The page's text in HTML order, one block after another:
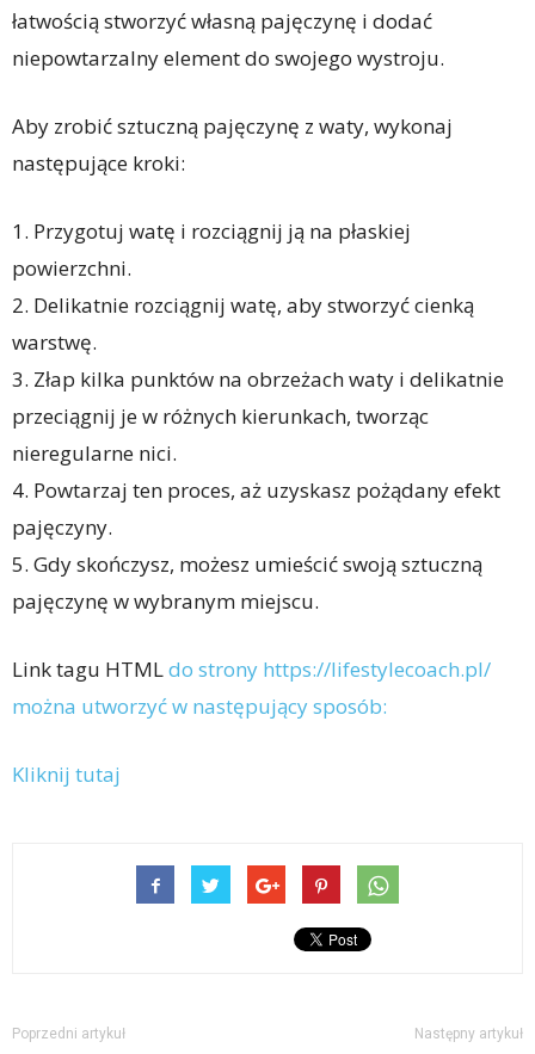
łatwością stworzyć własną pajęczynę i dodać
niepowtarzalny element do swojego wystroju.
Aby zrobić sztuczną pajęczynę z waty, wykonaj
następujące kroki:
1. Przygotuj watę i rozciągnij ją na płaskiej
powierzchni.
2. Delikatnie rozciągnij watę, aby stworzyć cienką
warstwę.
3. Złap kilka punktów na obrzeżach waty i delikatnie
przeciągnij je w różnych kierunkach, tworząc
nieregularne nici.
4. Powtarzaj ten proces, aż uzyskasz pożądany efekt
pajęczyny.
5. Gdy skończysz, możesz umieścić swoją sztuczną
pajęczynę w wybranym miejscu.
Link tagu HTMLdo strony https://lifestylecoach.pl/
można utworzyć w następujący sposób:
Kliknij tutaj
Poprzedni artykuł Następny artykuł